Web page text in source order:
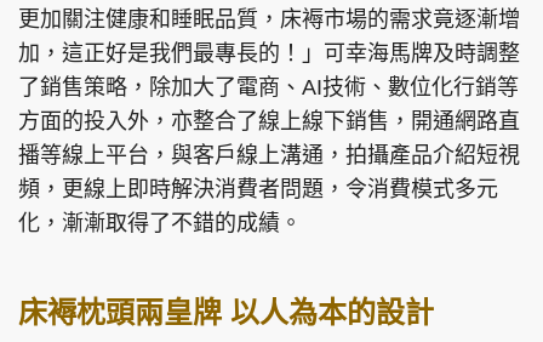
更加關注健康和睡眠品質，床褥市場的需求竟逐漸增
加，這正好是我們最專長的！」可幸海馬牌及時調整
了銷售策略，除加大了電商、AI技術、數位化行銷等
方面的投入外，亦整合了線上線下銷售，開通網路直
播等線上平台，與客戶線上溝通，拍攝產品介紹短視
頻，更線上即時解決消費者問題，令消費模式多元
化，漸漸取得了不錯的成績。
床褥枕頭兩皇牌 以人為本的設計